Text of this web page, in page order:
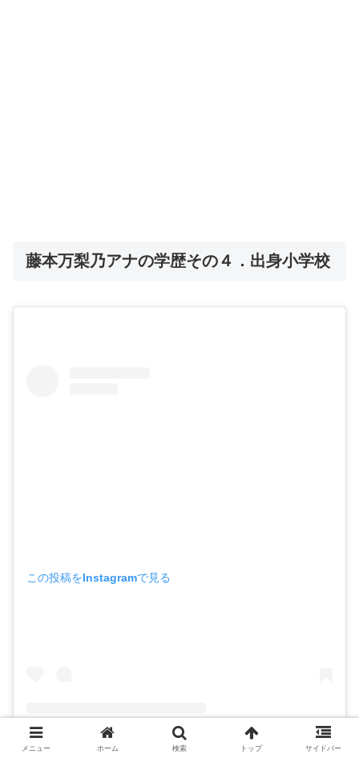
藤本万梨乃アナの学歴その４．出身小学校
この投稿をInstagramで見る
メニュー ホーム 検索 トップ サイドバー